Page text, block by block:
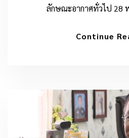
ลักษณะอากาศทั่วไป 28
Continue